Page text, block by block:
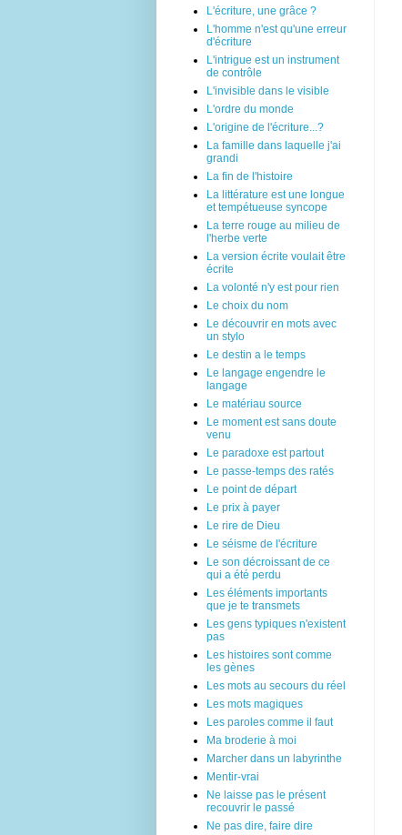
L'écriture, une grâce ?
L'homme n'est qu'une erreur
d'écriture
L'intrigue est un instrument
de contrôle
L'invisible dans le visible
L'ordre du monde
L'origine de l'écriture...?
La famille dans laquelle j'ai
grandi
La fin de l'histoire
La littérature est une longue
et tempétueuse syncope
La terre rouge au milieu de
l'herbe verte
La version écrite voulait être
écrite
La volonté n'y est pour rien
Le choix du nom
Le découvrir en mots avec
un stylo
Le destin a le temps
Le langage engendre le
langage
Le matériau source
Le moment est sans doute
venu
Le paradoxe est partout
Le passe-temps des ratés
Le point de départ
Le prix à payer
Le rire de Dieu
Le séisme de l'écriture
Le son décroissant de ce
qui a été perdu
Les éléments importants
que je te transmets
Les gens typiques n'existent
pas
Les histoires sont comme
les gènes
Les mots au secours du réel
Les mots magiques
Les paroles comme il faut
Ma broderie à moi
Marcher dans un labyrinthe
Mentir-vrai
Ne laisse pas le présent
recouvrir le passé
Ne pas dire, faire dire